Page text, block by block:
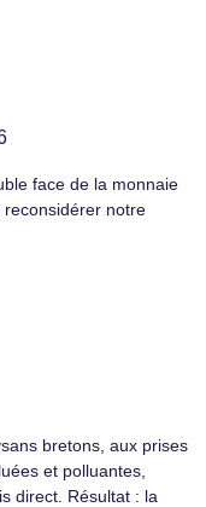
face de la monnaie
reconsidérer notre
bretons, aux prises
et polluantes,
direct. Résultat : la